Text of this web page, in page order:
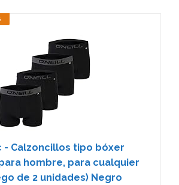
- Calzoncillos tipo bóxer
hombre, para cualquier
de 2 unidades) Negro